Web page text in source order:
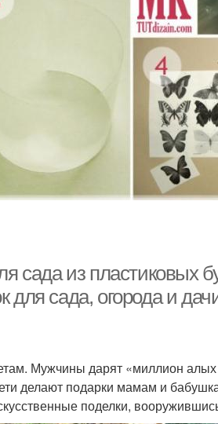
сада из пластиковых
для сада, огорода и
Мужчины дарят «миллион алых
делают подарки мамам и
поделки,